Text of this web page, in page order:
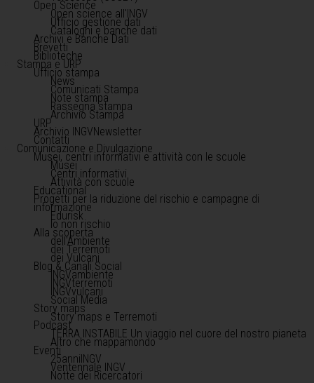
Open Science
Open science all'INGV
Ufficio gestione dati
Cataloghi e banche dati
Archivi e Banche Dati
Brevetti
Biblioteche
Stampa e URP
Ufficio stampa
News
Comunicati Stampa
Note stampa
Rassegna stampa
Archivio Stampa
URP
Archivio INGVNewsletter
Contatti
Comunicazione e Divulgazione
Musei, centri informativi e attività con le scuole
Musei
Centri informativi
Attività con scuole
Educational
Progetti per la riduzione del rischio e campagne di
informazione
Edurisk
Io non rischio
Alla scoperta
dell'Ambiente
dei Terremoti
dei Vulcani
Blog & Canali Social
INGVambiente
INGVterremoti
INGVvulcani
Social Media
Story maps
Story maps e Terremoti
Podcast
TERRA INSTABILE Un viaggio nel cuore del nostro pianeta
Altro che mappamondo
Eventi
25anniINGV
Ventennale INGV
Notte dei Ricercatori